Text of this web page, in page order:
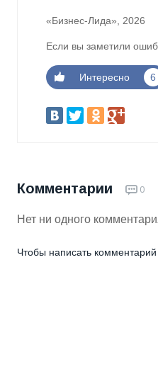
«Бизнес-Лида», 2026
Если вы заметили
Интересно 6
Комментарии 0
Нет ни одного
Чтобы написать